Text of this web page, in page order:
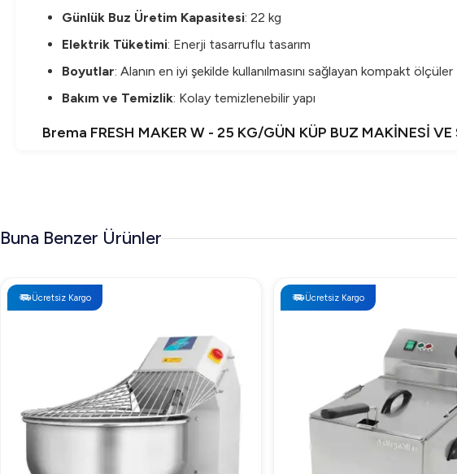
Günlük Buz Üretim Kapasitesi: 22 kg
Elektrik Tüketimi: Enerji tasarruflu tasarım
Boyutlar: Alanın en iyi şekilde kullanılmasını sağlayan kompakt ölçüler
Bakım ve Temizlik: Kolay temizlenebilir yapı
Brema FRESH MAKER W - 25 KG/GÜN KÜP BUZ MAKİNESİ VE
Sıkça Sorulan Sorular
1. Makinenin kurulumu nasıl yapılır?
Makinenin kurulumu oldukça basittir. Kullanım kılavuzunu takip ederek
2. Makine buz kalitesini nasıl etkiler?
Brema FRESH MAKER, yüksek kalitede küp buz üretir. Su kalitesi ve
Buna Benzer Ürünler
Ücretsiz Kargo Ücretsiz Kargo